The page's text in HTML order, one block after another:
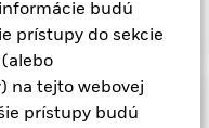
budú
prístupy do sekcie
na tejto webovej
prístupy budú
Zobraziť menej
UCITS ETF